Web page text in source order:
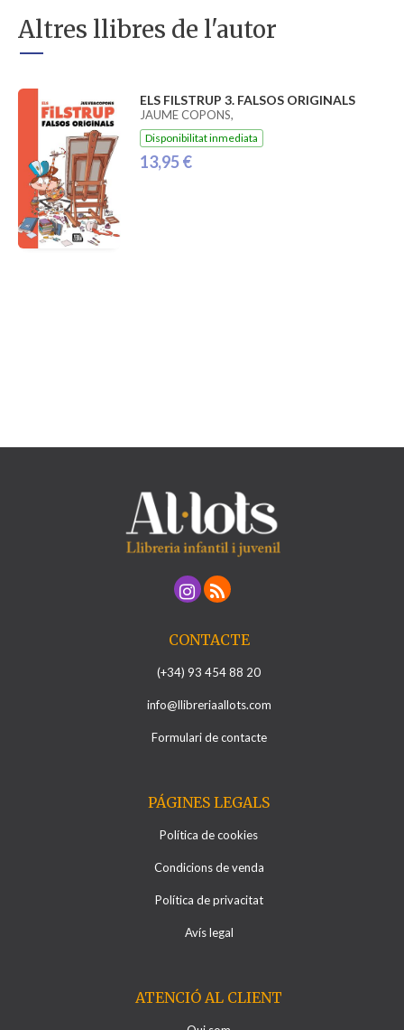
Altres llibres de l'autor
ELS FILSTRUP 3. FALSOS ORIGINALS
JAUME COPONS,
Disponibilitat inmediata
13,95 €
CONTACTE
(+34) 93 454 88 20
info@llibreriaallots.com
Formulari de contacte
PÁGINES LEGALS
Política de cookies
Condicions de venda
Política de privacitat
Avís legal
ATENCIÓ AL CLIENT